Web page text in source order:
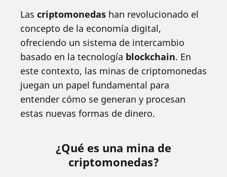
Las criptomonedas han revolucionado el
concepto de la economía digital,
ofreciendo un sistema de intercambio
basado en la tecnología blockchain. En
este contexto, las minas de criptomonedas
juegan un papel fundamental para
entender cómo se generan y procesan
estas nuevas formas de dinero.
¿Qué es una mina de
criptomonedas?